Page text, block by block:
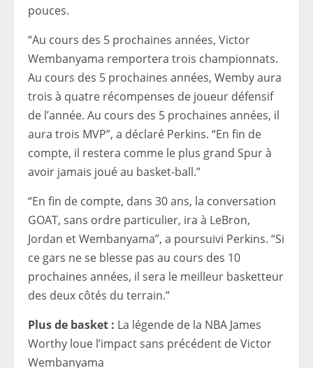
pouces.
“Au cours des 5 prochaines années, Victor
Wembanyama remportera trois championnats.
Au cours des 5 prochaines années, Wemby aura
trois à quatre récompenses de joueur défensif
de l’année. Au cours des 5 prochaines années, il
aura trois MVP”, a déclaré Perkins. “En fin de
compte, il restera comme le plus grand Spur à
avoir jamais joué au basket-ball.”
“En fin de compte, dans 30 ans, la conversation
GOAT, sans ordre particulier, ira à LeBron,
Jordan et Wembanyama”, a poursuivi Perkins. “Si
ce gars ne se blesse pas au cours des 10
prochaines années, il sera le meilleur basketteur
des deux côtés du terrain.”
Plus de basket : La légende de la NBA James
Worthy loue l’impact sans précédent de Victor
Wembanyama